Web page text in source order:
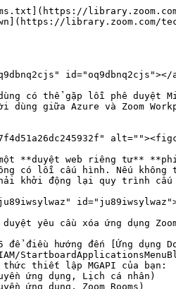
id="oq9dbnq2cjs"></
có thể gặp lỗi phê duyệt
dùng giữa Azure và Zoom
một **duyệt web riêng
có lỗi cấu hình. Nếu không
khởi động lại quy trình cấu
yêu cầu xóa ứng dụng
điều hướng đến [Ứng dụng
thiết lập MGAPI của bạn: